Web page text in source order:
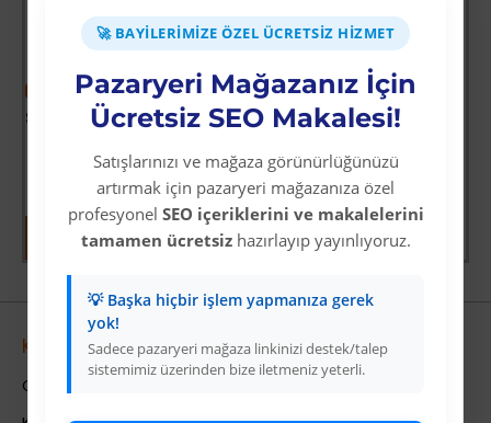
🚀 BAYILERIMIZE ÖZEL ÜCRETSIZ HIZMET
Pazaryeri Mağazanız İçin
Ücretsiz SEO Makalesi!
Satışlarınızı ve mağaza görünürlüğünüzü
artırmak için pazaryeri mağazanıza özel
profesyonel SEO içeriklerini ve makalelerini
tamamen ücretsizhazırlayıp yayınlıyoruz.
💡 Başka hiçbir işlem yapmanıza gerek
yok!
Sadece pazaryeri mağaza linkinizi destek/talep
sistemimiz üzerinden bize iletmeniz yeterli.
Star Diving Dalış Maskesi Yetişkin - 51701-MAVİ - 1 ADET
Üyelere Özel Fiyat
Üye Olunuz
Kurumsal
Colezium Hakkında